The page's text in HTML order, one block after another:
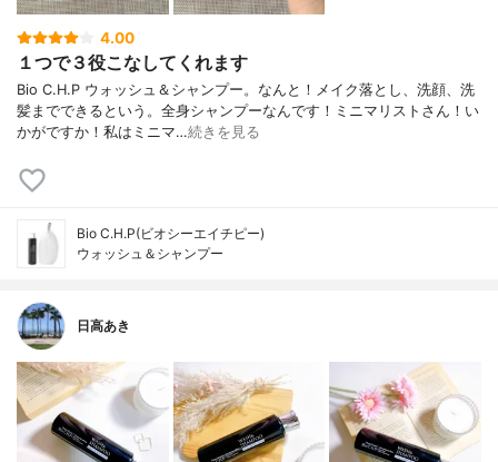
4.00
１つで３役こなしてくれます
Bio C.H.P ウォッシュ＆シャンプー。なんと！メイク落とし、洗顔、洗
髪までできるという。全身シャンプーなんです！ミニマリストさん！い
かがですか！私はミニマ…続きを見る
Bio C.H.P(ビオシーエイチピー)
ウォッシュ＆シャンプー
日高あき